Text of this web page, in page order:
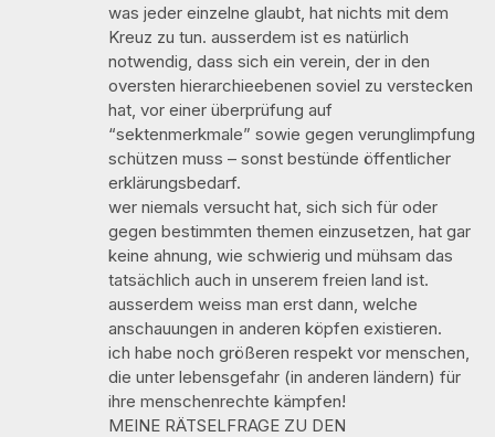
was jeder einzelne glaubt, hat nichts mit dem
Kreuz zu tun. ausserdem ist es natürlich
notwendig, dass sich ein verein, der in den
oversten hierarchieebenen soviel zu verstecken
hat, vor einer überprüfung auf
“sektenmerkmale” sowie gegen verunglimpfung
schützen muss – sonst bestünde öffentlicher
erklärungsbedarf.
wer niemals versucht hat, sich sich für oder
gegen bestimmten themen einzusetzen, hat gar
keine ahnung, wie schwierig und mühsam das
tatsächlich auch in unserem freien land ist.
ausserdem weiss man erst dann, welche
anschauungen in anderen köpfen existieren.
ich habe noch größeren respekt vor menschen,
die unter lebensgefahr (in anderen ländern) für
ihre menschenrechte kämpfen!
MEINE RÄTSELFRAGE ZU DEN